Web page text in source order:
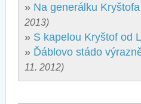
» Na generálku
2013)
» S kapelou Kryštof od
» Ďáblovo stádo
11. 2012)